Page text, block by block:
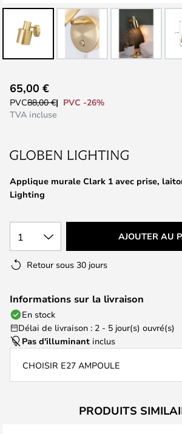
to
the
the
gallery
Applique murale Clark 1 avec prise,
Lighting
65,00 €
PVC88,00 €
PVC -26%
TVA incluse
1 AJOUTER AU
Retour sous 30 jours
Informations sur la livraison
En stock
Délai de livraison : 2 - 5 jour(s) ouvré(s)
Pas d'illuminant inclus
CHOISIR E27 AMPOULE
PRODUITS